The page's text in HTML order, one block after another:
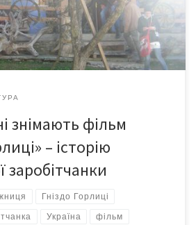
слова». Головна героїня – […]
знімають фільм
– історію
заробітчанки
Гніздо Горлиці
Україна фільм